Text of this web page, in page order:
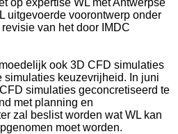
uitgevoerde voorontwerp onder
van het door IMDC
ook 3D CFD simulaties
simulaties keuzevrijheid. In juni
simulaties geconcretiseerd te
met planning en
zal beslist worden wat WL kan
moet worden.